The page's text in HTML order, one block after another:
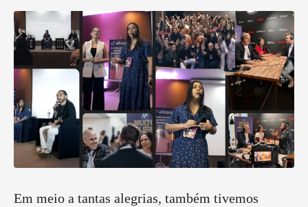
Em meio a tantas alegrias, também tivemos